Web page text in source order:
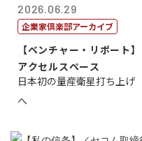
2026.06.29
企業家倶楽部アーカイブ
【ベンチャー・リポート】
アクセルスペース
日本初の量産衛星打ち上げ
へ